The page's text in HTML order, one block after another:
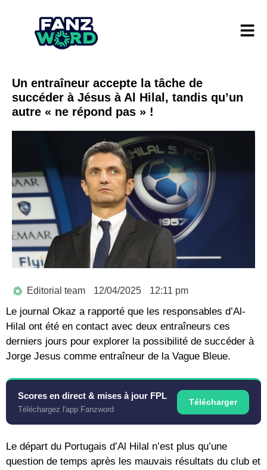
Un entraîneur accepte la tâche de
succéder à Jésus à Al Hilal, tandis qu’un
autre « ne répond pas » !
Editorial team 12/04/2025 12:11 pm
Le journal Okaz a rapporté que les responsables d’Al-
Hilal ont été en contact avec deux entraîneurs ces
derniers jours pour explorer la possibilité de succéder à
Jorge Jesus comme entraîneur de la Vague Bleue.
Scores en direct & mises à jour FPL
Téléchargez l'app Fanzword
Télécharger
Le départ du Portugais d’Al Hilal n’est plus qu’une
question de temps après les mauvais résultats du club et